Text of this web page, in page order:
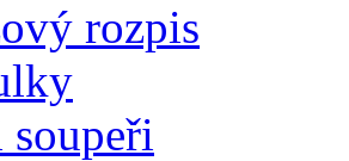
rozpis
soupeři